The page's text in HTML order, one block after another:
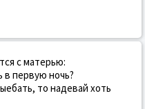
с матерью:
в первую ночь?
то надевай хоть